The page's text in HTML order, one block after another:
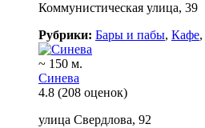
Коммунистическая улица, 39
Рубрики: Бары и пабы, Кафе,
~ 150 м.
Синева
4.8 (208 оценок)
улица Свердлова, 92